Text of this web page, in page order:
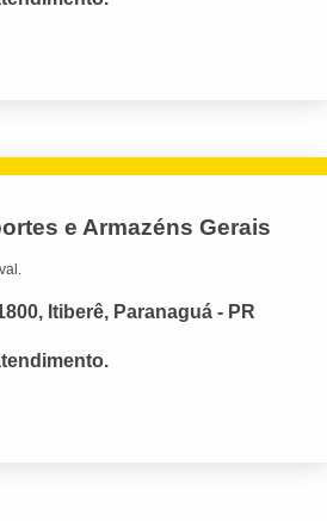
e Armazéns Gerais
Itiberê, Paranaguá - PR